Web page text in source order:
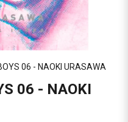
06 - NAOKI URASAWA
06 - NAOKI